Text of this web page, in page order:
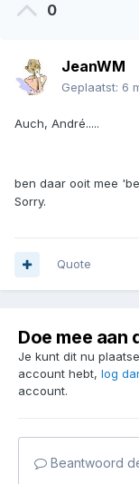
0
JeanWM
Geplaatst: 6
Auch, André.....
ben daar ooit mee
Sorry.
Quote
Doe mee aan
Je kunt dit nu
account hebt, log
account.
Beantwoord